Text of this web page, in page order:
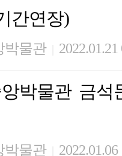
간연장)
박물관 2022.01.21
박물관 금
박물관 2022.01.06